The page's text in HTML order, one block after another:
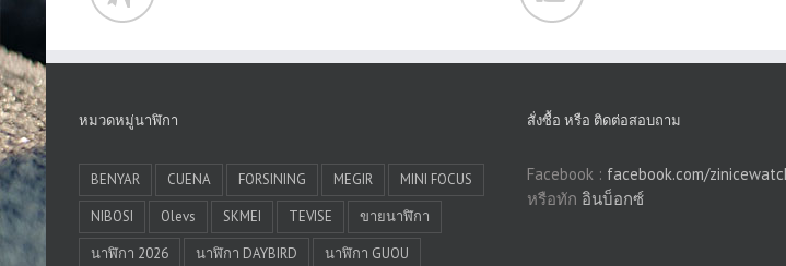
หมวดหมู่นาฬิกา
BENYAR CUENA FORSINING MEGIR
MINI FOCUS
NIBOSI
Olevs SKMEI TEVISE
ขายนาฬิกา
นาฬิกา 2026
นาฬิกา DAYBIRD
นาฬิกา GUOU
สั่งซื้อ หรือ ติดต่อสอบถาม
Facebook : facebook.com/
หรือทัก อินบ็อกซ์